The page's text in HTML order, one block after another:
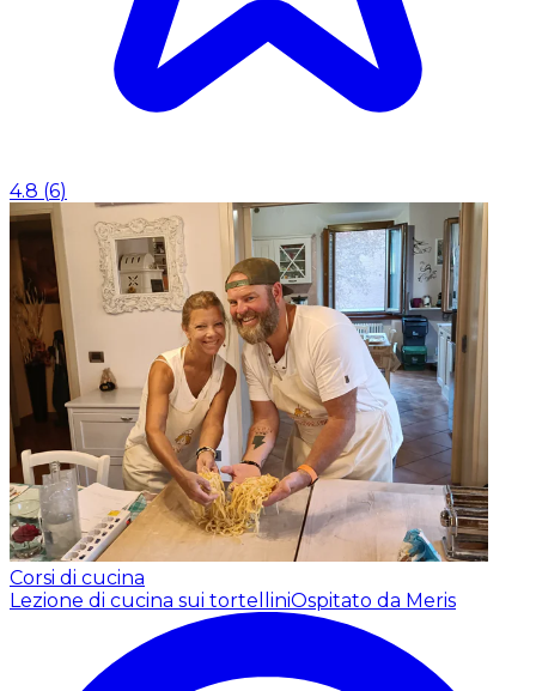
4.8 (6)
Corsi di cucina
Lezione di cucina sui tortelliniOspitato da Meris